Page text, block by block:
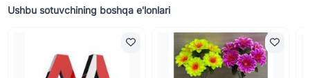
Ushbu sotuvchining boshqa e'lonlari